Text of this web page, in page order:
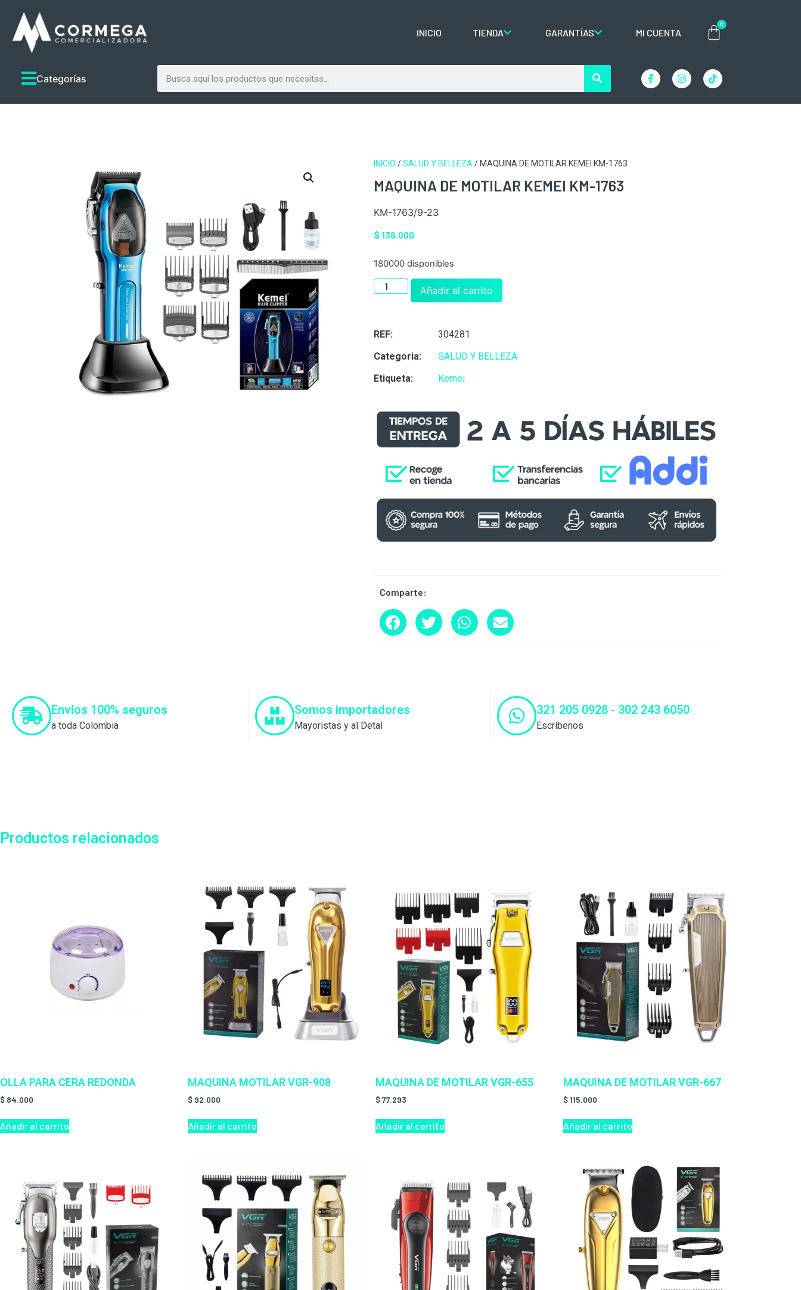
INICIO TIENDA GARANTÍAS MI CUENTA
0
Categorías
INICIO /SALUD Y BELLEZA / MAQUINA DE MOTILAR KEMEI KM-1763
MAQUINA DE MOTILAR KEMEI KM-1763
KM-1763/9-23
$ 138.000
180000 disponibles
Añadir al carrito
REF:
304281
Categoria:
SALUD Y BELLEZA
Etiqueta:
Kemei
Comparte:
Envíos 100% seguros
a toda Colombia
Somos importadores
Mayoristas y al Detal
321 205 0928 - 302 243 6050
Escríbenos
Productos relacionados
OLLA PARA CERA REDONDA
$ 84.000
Añadir al carrito
MAQUINA MOTILAR VGR-908
$ 92.000
Añadir al carrito
MAQUINA DE MOTILAR VGR-655
$77.293
Añadir al carrito
MAQUINA DE MOTILAR VGR-667
$115.000
Añadir al carrito